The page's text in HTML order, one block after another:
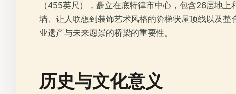
（455英尺），矗立在底特律市中心，包含26层地
墙、让人联想到装饰艺术风格的阶梯状屋顶线以及
业遗产与未来愿景的桥梁的重要性。
历史与文化意义